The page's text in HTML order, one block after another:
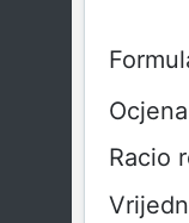
Racio